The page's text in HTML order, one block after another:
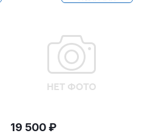
19 500₽